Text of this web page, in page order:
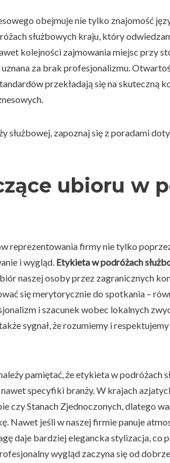
obejmuje nie tylko znajomość
służbowych kraju, który
kolejności zajmowania miejsc przy
za brak profesjonalizmu.
przekładają się na skuteczną
służbowej, zapoznaj się z poradami
ubioru w
reprezentowania firmy nie tylko
i wygląd. Etykieta w podróżach
naszej osoby przez zagranicznych
się merytorycznie do spotkania –
i szacunek wobec lokalnych
sygnał, że rozumiemy i
pamiętać, że etykieta w podróżach
specyfiki branży. W krajach
czy Stanach Zjednoczonych, dlatego
Nawet jeśli w naszej firmie panuje
daje bardziej elegancka stylizacja, co
wygląd zaczyna się od